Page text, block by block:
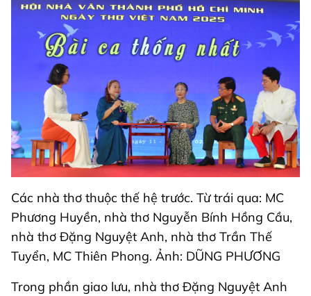
Các nhà thơ thuộc thế hệ trước. Từ trái qua: MC
Phương Huyền, nhà thơ Nguyễn Bính Hồng Cầu,
nhà thơ Đặng Nguyệt Anh, nhà thơ Trần Thế
Tuyển, MC Thiên Phong. Ảnh: DŨNG PHƯƠNG
Trong phần giao lưu, nhà thơ Đặng Nguyệt Anh